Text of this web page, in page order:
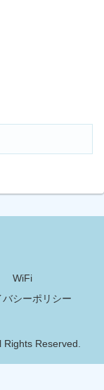
WiFi
バシーポリシー
Reserved.